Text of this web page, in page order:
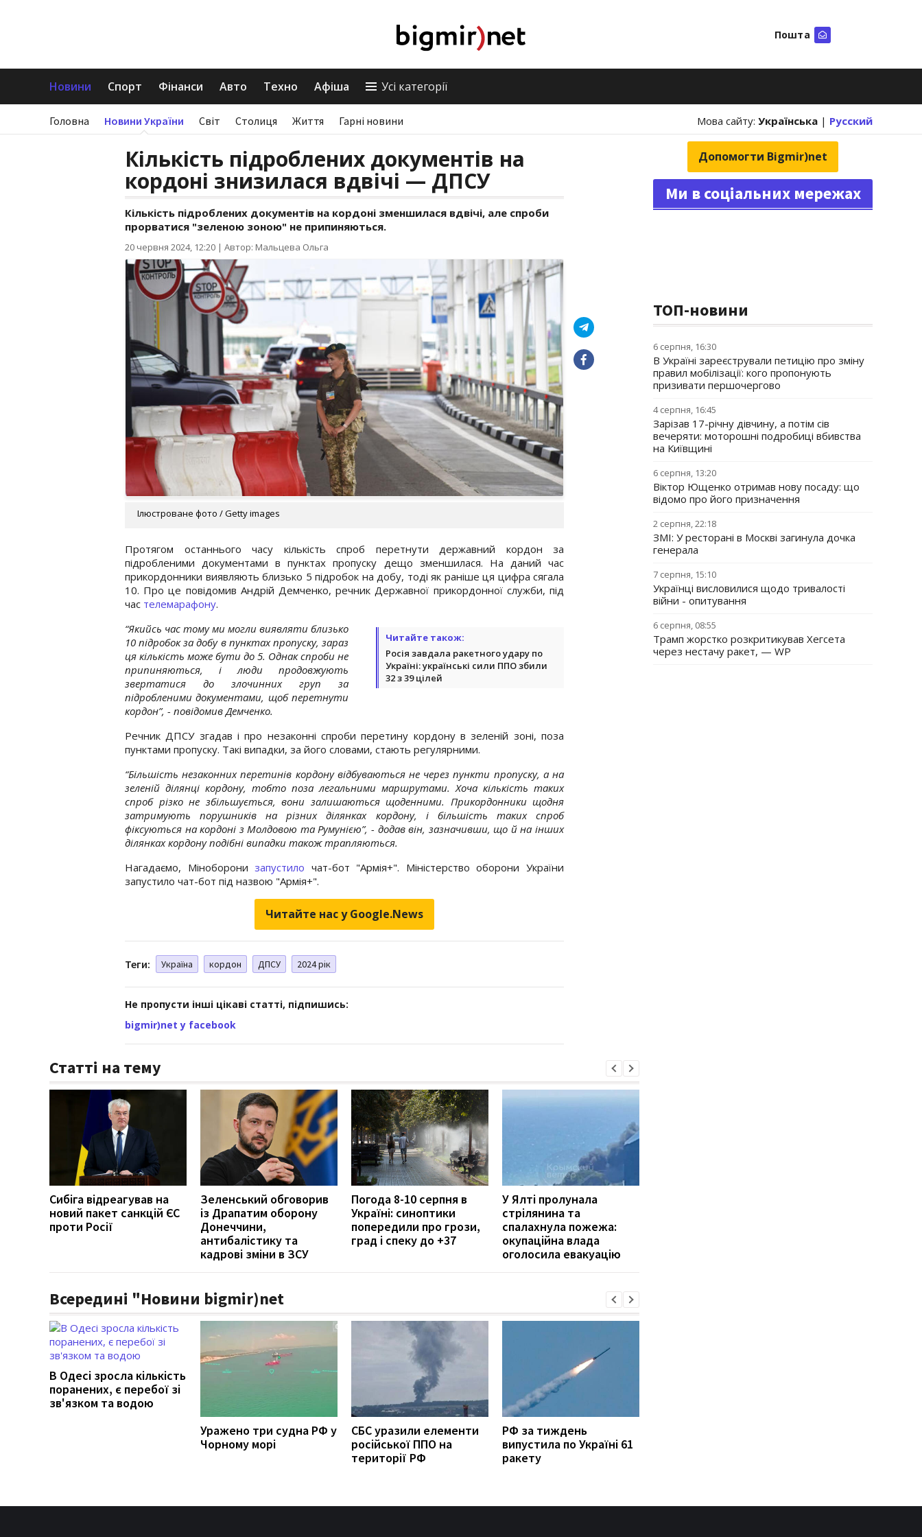
Пошта
Новини Спорт Фінанси Авто Техно Афіша Усі категорії
Головна Новини України Світ Столиця Життя Гарні новини Мова сайту: Українська | Русский
Кількість підроблених документів на
кордоні знизилася вдвічі — ДПСУ
Кількість підроблених документів на кордоні зменшилася вдвічі, але спроби
прорватися "зеленою зоною" не припиняються.
20 червня 2024, 12:20 | Автор: Мальцева Ольга
Ілюстроване фото / Getty images
Протягом останнього часу кількість спроб перетнути державний кордон за
підробленими документами в пунктах пропуску дещо зменшилася. На даний час
прикордонники виявляють близько 5 підробок на добу, тоді як раніше ця цифра сягала
10. Про це повідомив Андрій Демченко, речник Державної прикордонної служби, під
час телемарафону.
Читайте також:
Росія завдала ракетного удару по
Україні: українські сили ППО збили
32 з 39 цілей
“Якийсь час тому ми могли виявляти близько
10 підробок за добу в пунктах пропуску, зараз
ця кількість може бути до 5. Однак спроби не
припиняються, і люди продовжують
звертатися до злочинних груп за
підробленими документами, щоб перетнути
кордон”, - повідомив Демченко.
Речник ДПСУ згадав і про незаконні спроби перетину кордону в зеленій зоні, поза
пунктами пропуску. Такі випадки, за його словами, стають регулярними.
“Більшість незаконних перетинів кордону відбуваються не через пункти пропуску, а на
зеленій ділянці кордону, тобто поза легальними маршрутами. Хоча кількість таких
спроб різко не збільшується, вони залишаються щоденними. Прикордонники щодня
затримують порушників на різних ділянках кордону, і більшість таких спроб
фіксуються на кордоні з Молдовою та Румунією”, - додав він, зазначивши, що й на інших
ділянках кордону подібні випадки також трапляються.
Нагадаємо, Міноборонизапустило чат-бот "Армія+". Міністерство оборони України
запустило чат-бот під назвою "Армія+".
Читайте нас у Google.News
Теги: Україна кордон ДПСУ 2024 рік
Не пропусти інші цікаві статті, підпишись:
bigmir)net у facebook
Статті на тему
Сибіга відреагував на
новий пакет санкцій ЄС
проти Росії
Зеленський обговорив
із Драпатим оборону
Донеччини,
антибалістику та
кадрові зміни в ЗСУ
Погода 8-10 серпня в
Україні: синоптики
попередили про грози,
град і спеку до +37
У Ялті пролунала
стрілянина та
спалахнула пожежа:
окупаційна влада
оголосила евакуацію
Всередині "Новини bigmir)net
В Одесі зросла кількість
поранених, є перебої зі
зв'язком та водою
Уражено три судна РФ у
Чорному морі
СБС уразили елементи
російської ППО на
території РФ
РФ за тиждень
випустила по Україні 61
ракету
Допомогти Bigmir)net
Ми в соціальних мережах
ТОП-новини
6 серпня, 16:30
В Україні зареєстрували петицію про зміну
правил мобілізації: кого пропонують
призивати першочергово
4 серпня, 16:45
Зарізав 17-річну дівчину, а потім сів
вечеряти: моторошні подробиці вбивства
на Київщині
6 серпня, 13:20
Віктор Ющенко отримав нову посаду: що
відомо про його призначення
2 серпня, 22:18
ЗМІ: У ресторані в Москві загинула дочка
генерала
7 серпня, 15:10
Українці висловилися щодо тривалості
війни - опитування
6 серпня, 08:55
Трамп жорстко розкритикував Хегсета
через нестачу ракет, — WP